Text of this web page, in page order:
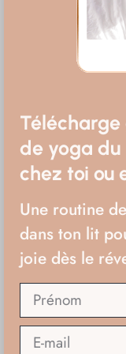
Première
maintenant je
mon hôte de la
une adresse
trouver la casa
Je pousse la
maison est
de yoga
chez toi ou
Une routine
dans ton lit
joie dès le